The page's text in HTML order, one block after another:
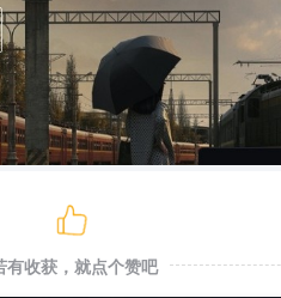
有收获，就点个赞吧